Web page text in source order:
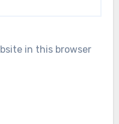
in this browser